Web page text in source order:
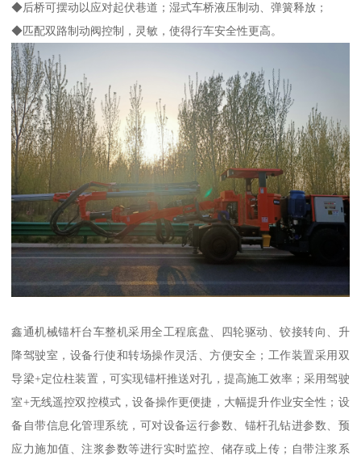
◆后桥可摆动以应对起伏巷道；湿式车桥液压制动、弹簧释放；
◆匹配双路制动阀控制，灵敏，使得行车安全性更高。
鑫通机械锚杆台车整机采用全工程底盘、四轮驱动、铰接转向、升
降驾驶室，设备行使和转场操作灵活、方便安全；工作装置采用双
导梁+定位柱装置，可实现锚杆推送对孔，提高施工效率；采用驾驶
室+无线遥控双控模式，设备操作更便捷，大幅提升作业安全性；设
备自带信息化管理系统，可对设备运行参数、锚杆孔钻进参数、预
应力施加值、注浆参数等进行实时监控、储存或上传；自带注浆系